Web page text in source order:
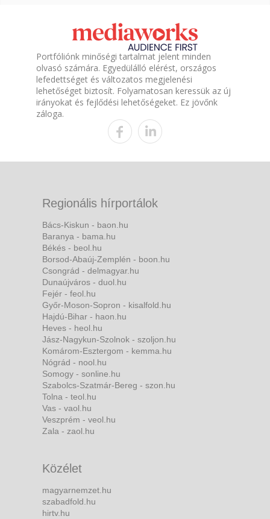
Portfóliónk minőségi tartalmat jelent minden
olvasó számára. Egyedülálló elérést, országos
lefedettséget és változatos megjelenési
lehetőséget biztosít. Folyamatosan keressük az új
irányokat és fejlődési lehetőségeket. Ez jövőnk
záloga.
Regionális hírportálok
Bács-Kiskun - baon.hu
Baranya - bama.hu
Békés - beol.hu
Borsod-Abaúj-Zemplén - boon.hu
Csongrád - delmagyar.hu
Dunaújváros - duol.hu
Fejér - feol.hu
Győr-Moson-Sopron - kisalfold.hu
Hajdú-Bihar - haon.hu
Heves - heol.hu
Jász-Nagykun-Szolnok - szoljon.hu
Komárom-Esztergom - kemma.hu
Nógrád - nool.hu
Somogy - sonline.hu
Szabolcs-Szatmár-Bereg - szon.hu
Tolna - teol.hu
Vas - vaol.hu
Veszprém - veol.hu
Zala - zaol.hu
Közélet
magyarnemzet.hu
szabadfold.hu
hirtv.hu